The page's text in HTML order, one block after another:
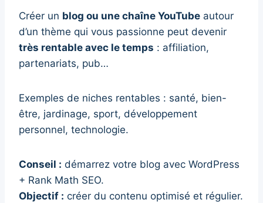
Créer un blog ou une chaîne YouTube autour
d’un thème qui vous passionne peut devenir
très rentable avec le temps : affiliation,
partenariats, pub…
Exemples de niches rentables : santé, bien-
être, jardinage, sport, développement
personnel, technologie.
Conseil : démarrez votre blog avec WordPress
+ Rank Math SEO.
Objectif : créer du contenu optimisé et régulier.